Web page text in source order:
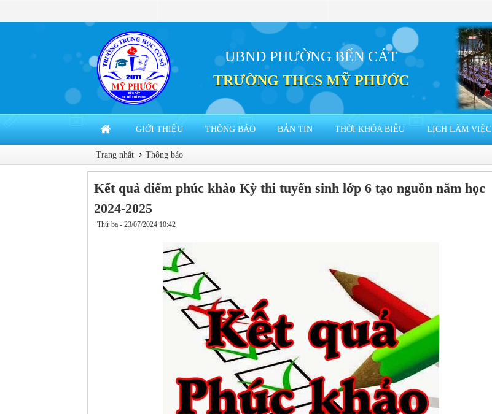
UBND PHƯỜNG BẾN CÁT
TRƯỜNG THCS MỸ PHƯỚC
GIỚI THIỆU THÔNG BÁO BẢN TIN THỜI KHÓA BIỂU LỊCH LÀM VIỆC
Trang nhất Thông báo
Kết quả điểm phúc khảo Kỳ thi tuyển sinh lớp 6 tạo nguồn năm học
2024-2025
Thứ ba - 23/07/2024 10:42